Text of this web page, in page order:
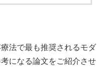
法で最も推奨されるモダ
になる論文をご紹介させ